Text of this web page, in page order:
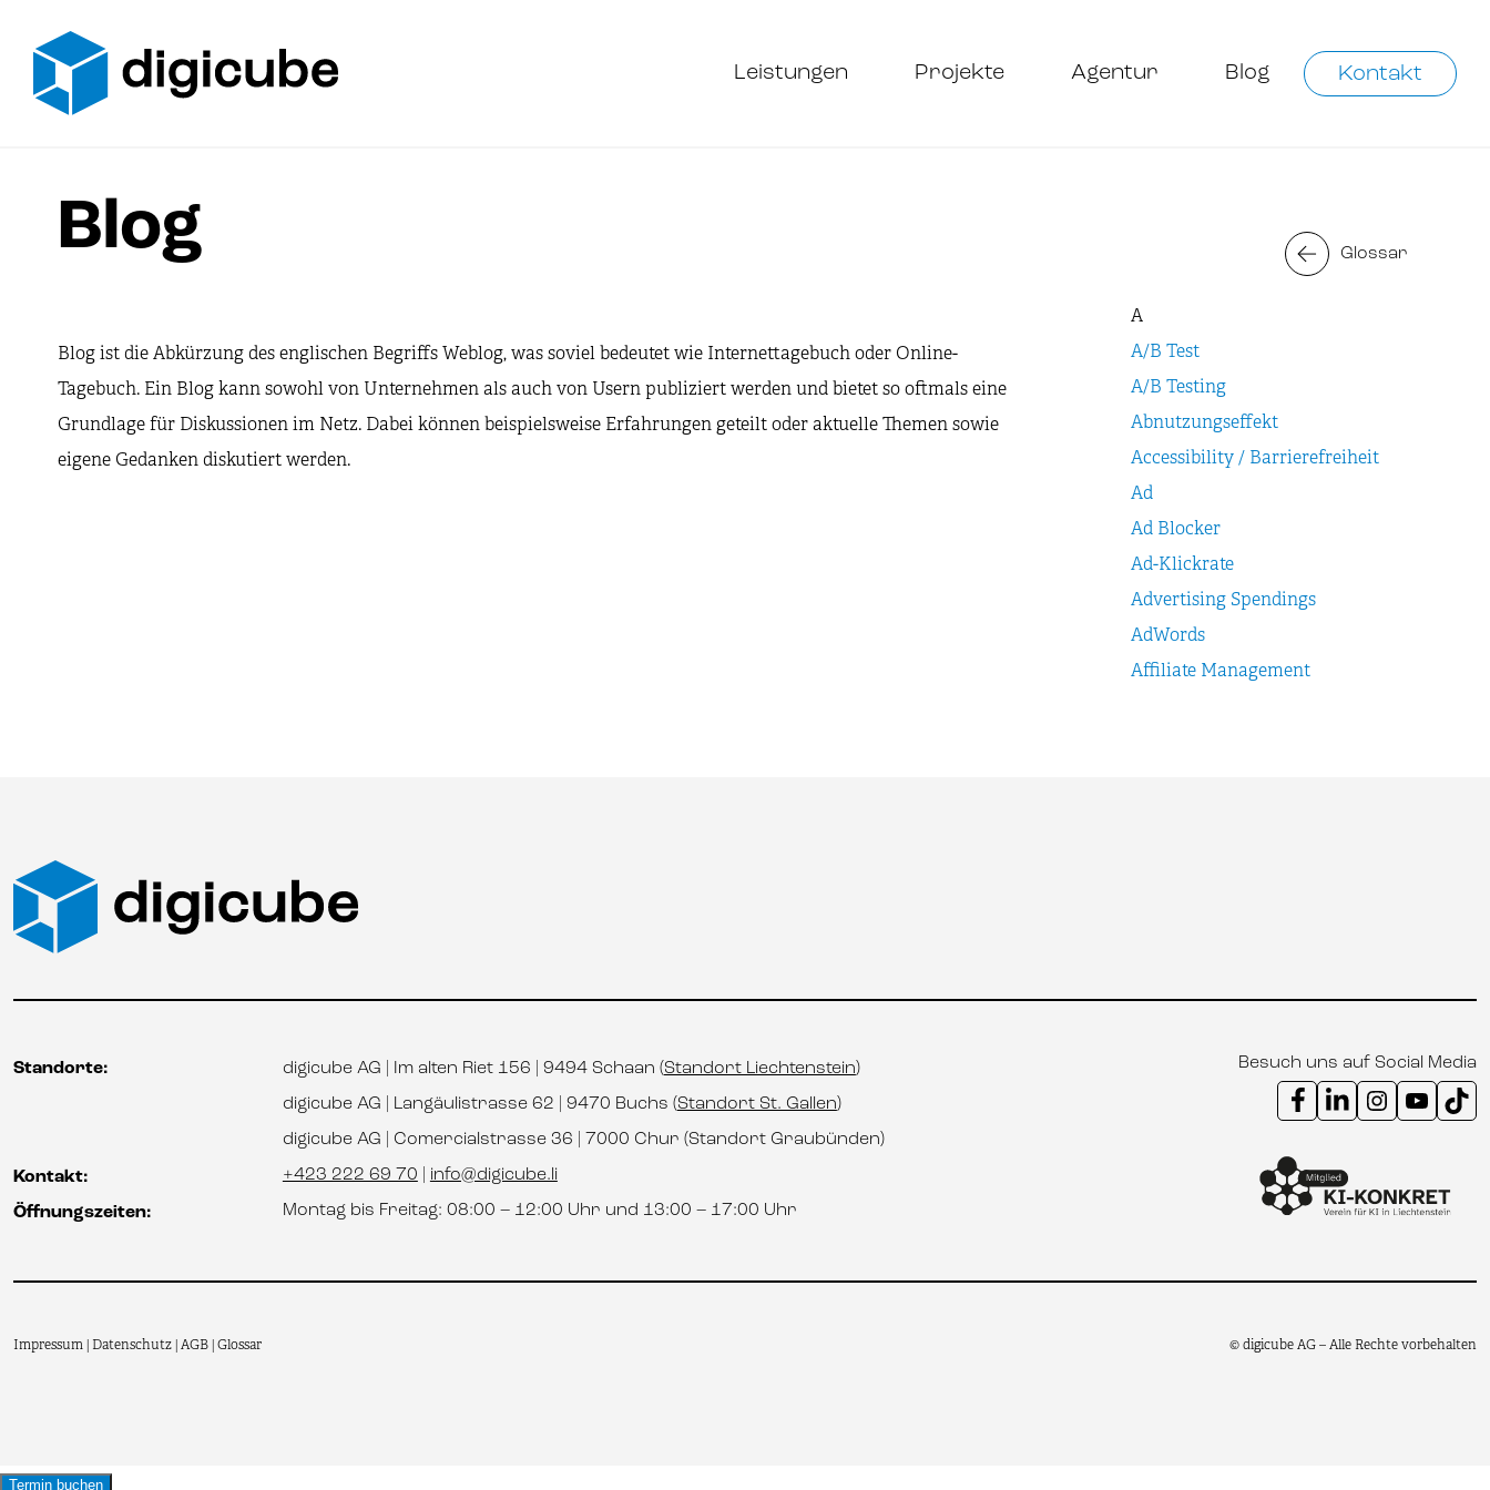
Inhalt
springen
Leistungen Projekte Agentur Blog Kontakt
Glossar
Blog
Blog ist die Abkürzung des englischen Begriffs Weblog, was soviel bedeutet wie Internettagebuch oder Online-
Tagebuch. Ein Blog kann sowohl von Unternehmen als auch von Usern publiziert werden und bietet so oftmals eine
Grundlage für Diskussionen im Netz. Dabei können beispielsweise Erfahrungen geteilt oder aktuelle Themen sowie
eigene Gedanken diskutiert werden.
A
A/B Test
A/B Testing
Abnutzungseffekt
Accessibility / Barrierefreiheit
Ad
Ad Blocker
Ad-Klickrate
Advertising Spendings
AdWords
Affiliate Management
Standorte:
Kontakt:
Öffnungszeiten:
digicube AG | Im alten Riet 156 | 9494 Schaan (Standort Liechtenstein)
digicube AG | Langäulistrasse 62 | 9470 Buchs (Standort St. Gallen)
digicube AG | Comercialstrasse 36 | 7000 Chur (Standort Graubünden)
+423 222 69 70
info@digicube.li
Montag bis Freitag: 08:00 – 12:00 Uhr und 13:00 – 17:00 Uhr
Besuch uns auf Social Media
Instagram Kanal digicube
Youtube Kanal
Impressum Datenschutz AGB Glossar © digicube AG – Alle Rechte vorbehalten